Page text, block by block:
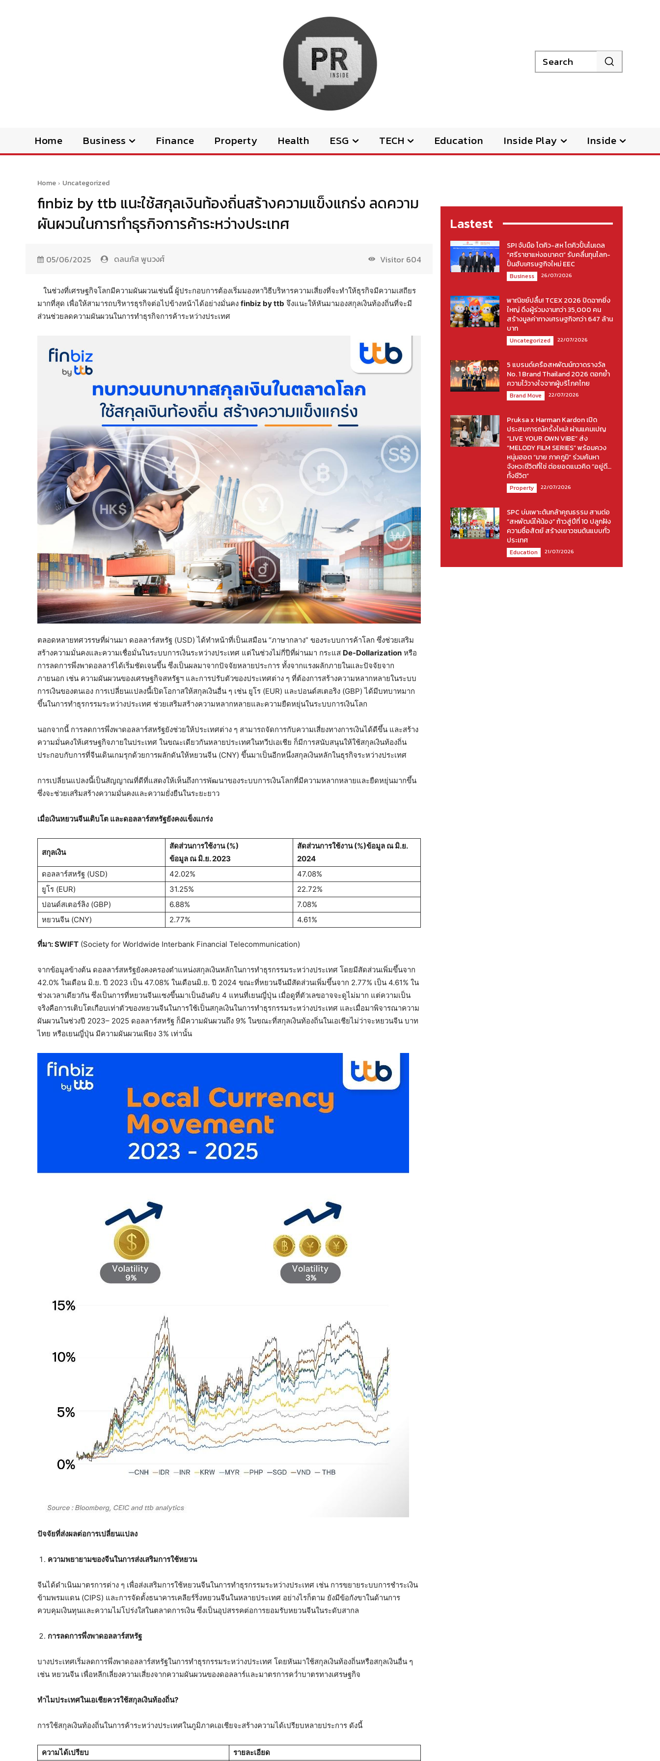
Search
Home Business Finance Property Health ESG TECH Education Inside Play Inside
Home Uncategorized
finbiz by ttb แนะใช้สกุลเงินท้องถิ่นสร้างความแข็งแกร่ง ลดความ
ผันผวนในการทำธุรกิจการค้าระหว่างประเทศ
05/06/2025 ดลนภัส พูนวงศ์ Visitor 604
ในช่วงที่เศรษฐกิจโลกมีความผันผวนเช่นนี้ ผู้ประกอบการต้องเริ่มมองหาวิธีบริหารความเสี่ยงที่จะทำให้ธุรกิจมีความเสถียร
มากที่สุด เพื่อให้สามารถบริหารธุรกิจต่อไปข้างหน้าได้อย่างมั่นคง finbiz by ttb จึงแนะให้หันมามองสกุลเงินท้องถิ่นที่จะมี
ส่วนช่วยลดความผันผวนในการทำธุรกิจการค้าระหว่างประเทศ
ตลอดหลายทศวรรษที่ผ่านมา ดอลลาร์สหรัฐ (USD) ได้ทำหน้าที่เป็นเสมือน “ภาษากลาง” ของระบบการค้าโลก ซึ่งช่วยเสริม
สร้างความมั่นคงและความเชื่อมั่นในระบบการเงินระหว่างประเทศ แต่ในช่วงไม่กี่ปีที่ผ่านมา กระแส De-Dollarization หรือ
การลดการพึ่งพาดอลลาร์ได้เริ่มชัดเจนขึ้น ซึ่งเป็นผลมาจากปัจจัยหลายประการ ทั้งจากแรงผลักภายในและปัจจัยจาก
ภายนอก เช่น ความผันผวนของเศรษฐกิจสหรัฐฯ และการปรับตัวของประเทศต่าง ๆ ที่ต้องการสร้างความหลากหลายในระบบ
การเงินของตนเอง การเปลี่ยนแปลงนี้เปิดโอกาสให้สกุลเงินอื่น ๆ เช่น ยูโร (EUR) และปอนด์สเตอริง (GBP) ได้มีบทบาทมาก
ขึ้นในการทำธุรกรรมระหว่างประเทศ ช่วยเสริมสร้างความหลากหลายและความยืดหยุ่นในระบบการเงินโลก
นอกจากนี้ การลดการพึ่งพาดอลลาร์สหรัฐยังช่วยให้ประเทศต่าง ๆ สามารถจัดการกับความเสี่ยงทางการเงินได้ดีขึ้น และสร้าง
ความมั่นคงให้เศรษฐกิจภายในประเทศ ในขณะเดียวกันหลายประเทศในทวีปเอเชีย ก็มีการสนับสนุนให้ใช้สกุลเงินท้องถิ่น
ประกอบกับการที่จีนเดินเกมรุกด้วยการผลักดันให้หยวนจีน (CNY) ขึ้นมาเป็นอีกหนึ่งสกุลเงินหลักในธุรกิจระหว่างประเทศ
การเปลี่ยนแปลงนี้เป็นสัญญาณที่ดีที่แสดงให้เห็นถึงการพัฒนาของระบบการเงินโลกที่มีความหลากหลายและยืดหยุ่นมากขึ้น
ซึ่งจะช่วยเสริมสร้างความมั่นคงและความยั่งยืนในระยะยาว
เมื่อเงินหยวนจีนเติบโต และดอลลาร์สหรัฐยังคงแข็งแกร่ง
สกุลเงิน
สัดส่วนการใช้งาน (%)
ข้อมูล ณ มิ.ย. 2023
สัดส่วนการใช้งาน (%)ข้อมูล ณ มิ.ย.
2024
ดอลลาร์สหรัฐ (USD)
42.02%
47.08%
ยูโร (EUR)
31.25%
22.72%
ปอนด์สเตอร์ลิง (GBP)
6.88%
7.08%
หยวนจีน (CNY)
2.77% 4.61%
ที่มา: SWIFT (Society for Worldwide Interbank Financial Telecommunication)
จากข้อมูลข้างต้น ดอลลาร์สหรัฐยังคงครองตำแหน่งสกุลเงินหลักในการทำธุรกรรมระหว่างประเทศ โดยมีสัดส่วนเพิ่มขึ้นจาก
42.0% ในเดือน มิ.ย. ปี 2023 เป็น 47.08% ในเดือนมิ.ย. ปี 2024 ขณะที่หยวนจีนมีสัดส่วนเพิ่มขึ้นจาก 2.77% เป็น 4.61% ใน
ช่วงเวลาเดียวกัน ซึ่งเป็นการที่หยวนจีนแซงขึ้นมาเป็นอันดับ 4 แทนที่เยนญี่ปุ่น เมื่อดูที่ตัวเลขอาจจะดูไม่มาก แต่ความเป็น
จริงคือการเติบโตเกือบเท่าตัวของหยวนจีนในการใช้เป็นสกุลเงินในการทำธุรกรรมระหว่างประเทศ และเมื่อมาพิจารณาความ
ผันผวนในช่วงปี 2023– 2025 ดอลลาร์สหรัฐ ก็มีความผันผวนถึง 9% ในขณะที่สกุลเงินท้องถิ่นในเอเชียไม่ว่าจะหยวนจีน บาท
ไทย หรือเยนญี่ปุ่น มีความผันผวนเพียง 3% เท่านั้น
ปัจจัยที่ส่งผลต่อการเปลี่ยนแปลง
ความพยายามของจีนในการส่งเสริมการใช้หยวน
จีนได้ดำเนินมาตรการต่าง ๆ เพื่อส่งเสริมการใช้หยวนจีนในการทำธุรกรรมระหว่างประเทศ เช่น การขยายระบบการชำระเงิน
ข้ามพรมแดน (CIPS) และการจัดตั้งธนาคารเคลียร์ริ่งหยวนจีนในหลายประเทศ อย่างไรก็ตาม ยังมีข้อกังขาในด้านการ
ควบคุมเงินทุนและความไม่โปร่งใสในตลาดการเงิน ซึ่งเป็นอุปสรรคต่อการยอมรับหยวนจีนในระดับสากล
การลดการพึ่งพาดอลลาร์สหรัฐ
บางประเทศเริ่มลดการพึ่งพาดอลลาร์สหรัฐในการทำธุรกรรมระหว่างประเทศ โดยหันมาใช้สกุลเงินท้องถิ่นหรือสกุลเงินอื่น ๆ
เช่น หยวนจีน เพื่อหลีกเลี่ยงความเสี่ยงจากความผันผวนของดอลลาร์และมาตรการคว่ำบาตรทางเศรษฐกิจ
ทำไมประเทศในเอเชียควรใช้สกุลเงินท้องถิ่น?
การใช้สกุลเงินท้องถิ่นในการค้าระหว่างประเทศในภูมิภาคเอเชียจะสร้างความได้เปรียบหลายประการ ดังนี้
ความได้เปรียบ รายละเอียด
Lastest
SPI จับมือ โตคิว-สห โตคิวปั้นโมเดล
“ศรีราชาแห่งอนาคต” รับคลื่นทุนโลก-
ปั้นฮับเศรษฐกิจใหม่ EEC
Business 26/07/2026
พาณิชย์ปลื้ม! TCEX 2026 ปิดฉากยิ่ง
ใหญ่ ดึงผู้ร่วมงานกว่า 35,000 คน
สร้างมูลค่าทางเศรษฐกิจกว่า 647 ล้าน
บาท
Uncategorized 22/07/2026
5 แบรนด์เครือสหพัฒน์กวาดรางวัล
No. 1 Brand Thailand 2026 ตอกย้ำ
ความไว้วางใจจากผู้บริโภคไทย
Brand Move 22/07/2026
Pruksa x Harman Kardon เปิด
ประสบการณ์ครั้งใหม่! ผ่านแคมเปญ
“LIVE YOUR OWN VIBE” ส่ง
“MELODY FILM SERIES” พร้อมควง
หนุ่มฮอต “มาย ภาคภูมิ” ร่วมค้นหา
จังหวะชีวิตที่ใช่ ต่อยอดแนวคิด “อยู่ดี…
ทั้งชีวิต”
Property 22/07/2026
SPC บ่มเพาะต้นกล้าคุณธรรม สานต่อ
“สหพัฒน์ให้น้อง” ก้าวสู่ปีที่ 10 ปลูกฝัง
ความซื่อสัตย์ สร้างเยาวชนต้นแบบทั่ว
ประเทศ
Education 21/07/2026